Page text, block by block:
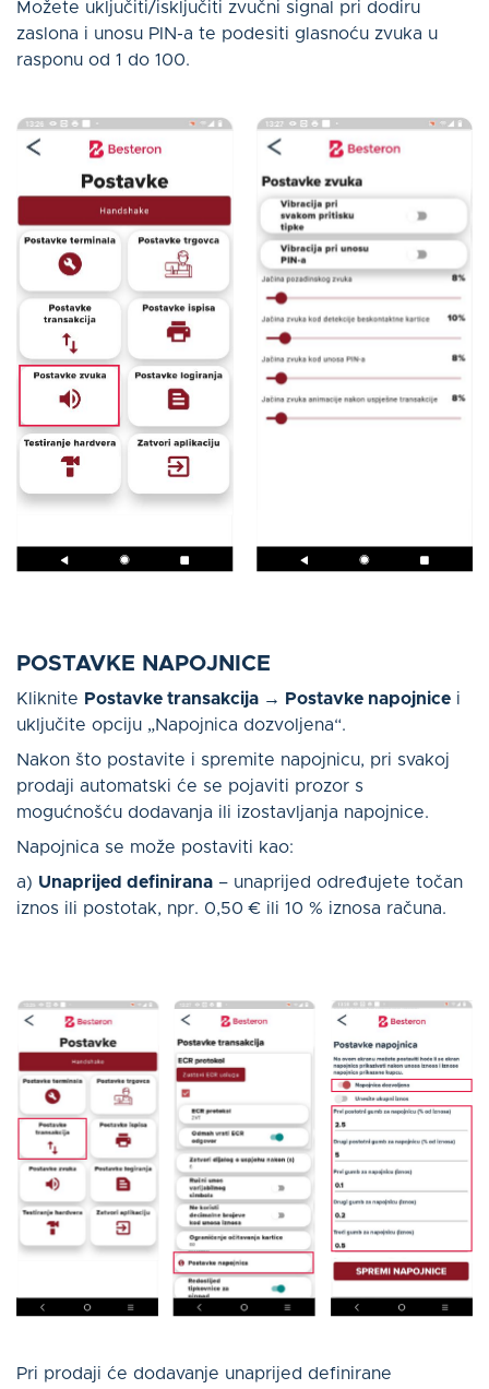
Možete uključiti/isključiti zvučni signal pri dodiru
zaslona i unosu PIN-a te podesiti glasnoću zvuka u
rasponu od 1 do 100.
POSTAVKE NAPOJNICE
Kliknite Postavke transakcija → Postavke napojnice i
uključite opciju „Napojnica dozvoljena“.
Nakon što postavite i spremite napojnicu, pri svakoj
prodaji automatski će se pojaviti prozor s
mogućnošću dodavanja ili izostavljanja napojnice.
Napojnica se može postaviti kao:
a) Unaprijed definirana – unaprijed određujete točan
iznos ili postotak, npr. 0,50 € ili 10 % iznosa računa.
Pri prodaji će dodavanje unaprijed definirane